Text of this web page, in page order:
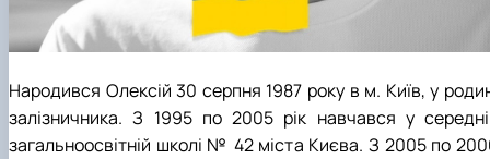
- 08.02.2025 р.), випускник 2013 рок…
17.09.2023 р.), випускник 2019 року, спі…
ЛЕВЧЕНКО Валентин Віталійович
19.07.2022 р.), студент 1-го курсу …
Народився Олексій 30 серпня 1987 року в м. Київ, у
залізничника. З 1995 по 2005 рік навчався у
загальноосвітній школі № 42 міста Києва. З 2005 по